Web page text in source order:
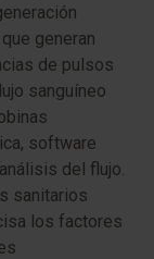
generan
de pulsos
sanguíneo
software
del flujo.
sanitarios
los factores